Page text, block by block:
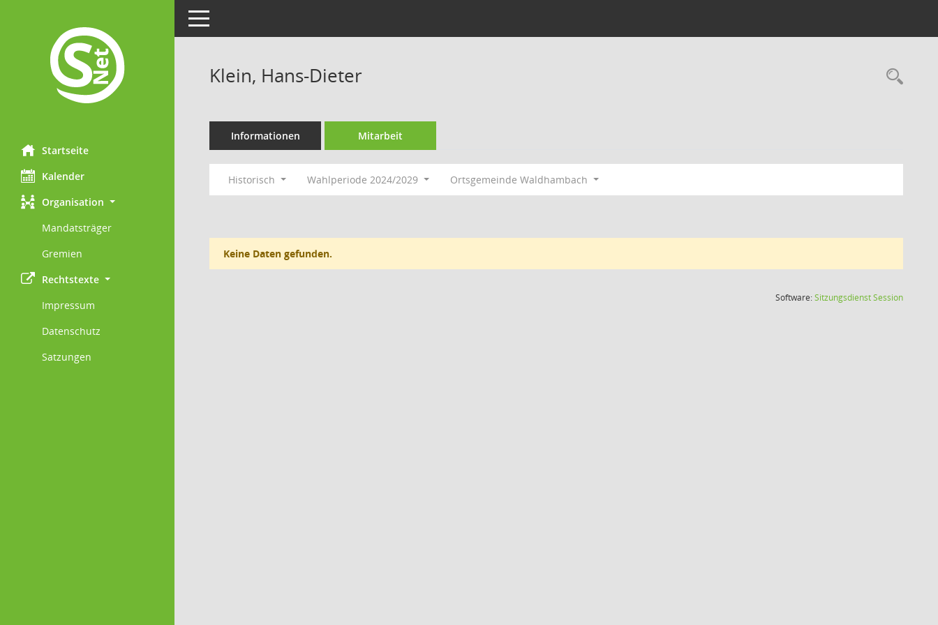
Startseite
Kalender
Organisation
Mandatsträger
Gremien
Rechtstexte
Impressum
Datenschutz
Satzungen
Toggle navigation
Klein, Hans-Dieter
Informationen Mitarbeit
Historisch Wahlperiode 2024/2029 Ortsgemeinde Waldhambach
Keine Daten gefunden.
Software:SitzungsdienstSession(Wird in